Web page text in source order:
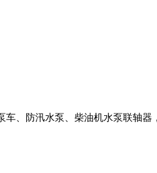
、防汛水泵、柴油机水泵联轴